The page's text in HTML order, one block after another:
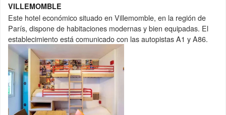
VILLEMOMBLE
Este hotel económico situado en Villemomble, en la región de
París, dispone de habitaciones modernas y bien equipadas. El
establecimiento está comunicado con las autopistas A1 y A86.